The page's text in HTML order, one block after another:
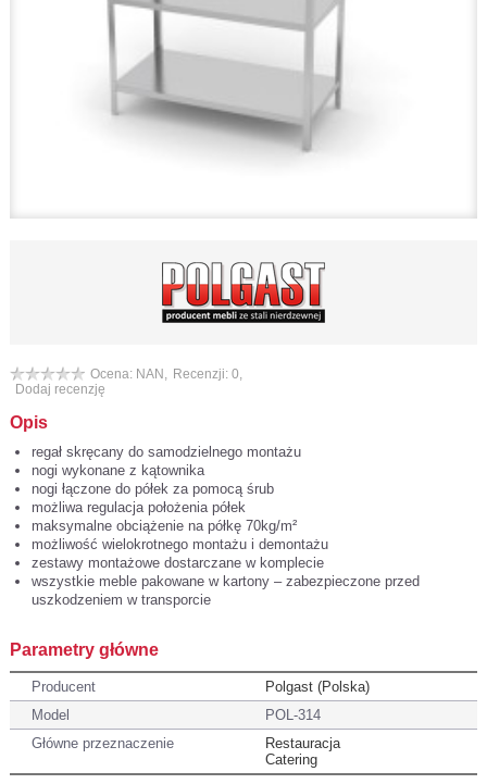
Ocena: NAN, Recenzji: 0,
Dodaj recenzję
Opis
regał skręcany do samodzielnego montażu
nogi wykonane z kątownika
nogi łączone do półek za pomocą śrub
możliwa regulacja położenia półek
maksymalne obciążenie na półkę 70kg/m²
możliwość wielokrotnego montażu i demontażu
zestawy montażowe dostarczane w komplecie
wszystkie meble pakowane w kartony – zabezpieczone przed
uszkodzeniem w transporcie
Parametry główne
Producent
Polgast (Polska)
Model
POL-314
Główne przeznaczenie
Restauracja
Catering